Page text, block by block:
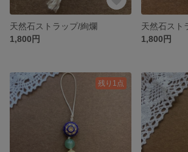
天然石ストラップ/絢爛
1,800円
天然石スト
1,800円
残り1点